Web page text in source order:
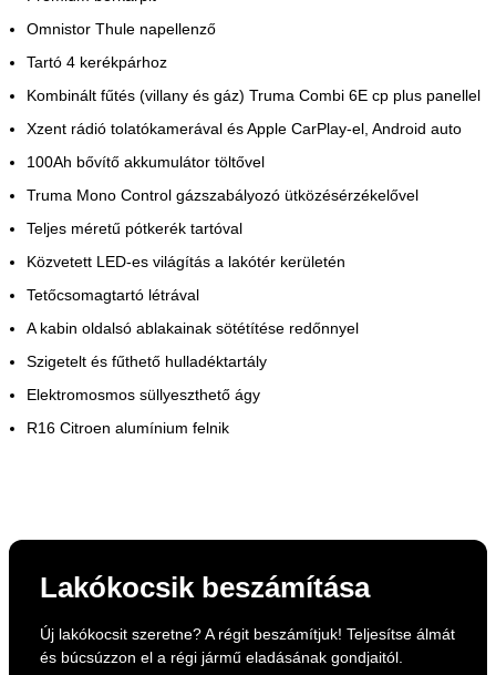
Omnistor Thule napellenző
Tartó 4 kerékpárhoz
Kombinált fűtés (villany és gáz) Truma Combi 6E cp plus panellel
Xzent rádió tolatókamerával és Apple CarPlay-el, Android auto
100Ah bővítő akkumulátor töltővel
Truma Mono Control gázszabályozó ütközésérzékelővel
Teljes méretű pótkerék tartóval
Közvetett LED-es világítás a lakótér kerületén
Tetőcsomagtartó létrával
A kabin oldalsó ablakainak sötétítése redőnnyel
Szigetelt és fűthető hulladéktartály
Elektromosmos süllyeszthető ágy
R16 Citroen alumínium felnik
Lakókocsik beszámítása
Új lakókocsit szeretne? A régit beszámítjuk! Teljesítse álmát
és búcsúzzon el a régi jármű eladásának gondjaitól.